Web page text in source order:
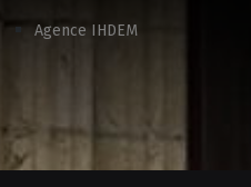
Agence IHDEM